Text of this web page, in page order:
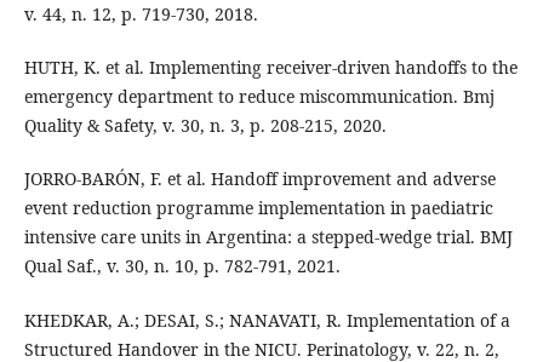
v. 44, n. 12, p. 719-730, 2018.
HUTH, K. et al. Implementing receiver-driven handoffs to the
emergency department to reduce miscommunication. Bmj
Quality & Safety, v. 30, n. 3, p. 208-215, 2020.
JORRO-BARÓN, F. et al. Handoff improvement and adverse
event reduction programme implementation in paediatric
intensive care units in Argentina: a stepped-wedge trial. BMJ
Qual Saf., v. 30, n. 10, p. 782-791, 2021.
KHEDKAR, A.; DESAI, S.; NANAVATI, R. Implementation of a
Structured Handover in the NICU. Perinatology, v. 22, n. 2,